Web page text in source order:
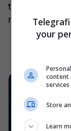
treguar një
në një
your
content
Store
Learn